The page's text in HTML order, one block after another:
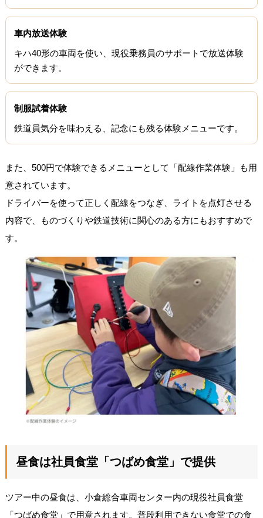
車内放送体験
キハ40形の車両を使い、現役乗務員のサポートで放送体験
ができます。
制服試着体験
鉄道員気分を味わえる、記念にも残る体験メニューです。
また、500円で体験できるメニューとして「配線作業体験」も用
意されています。
ドライバーを使って正しく配線をつなぎ、ライトを点灯させる
内容で、ものづくりや鉄道技術に関心のある方にもおすすめで
す。
昼食は社員食堂「つばめ食堂」で提供
ツアー中の昼食は、小倉総合車両センター内の現役社員食堂
「つばめ食堂」で用意されます。普段利用できない食堂での食